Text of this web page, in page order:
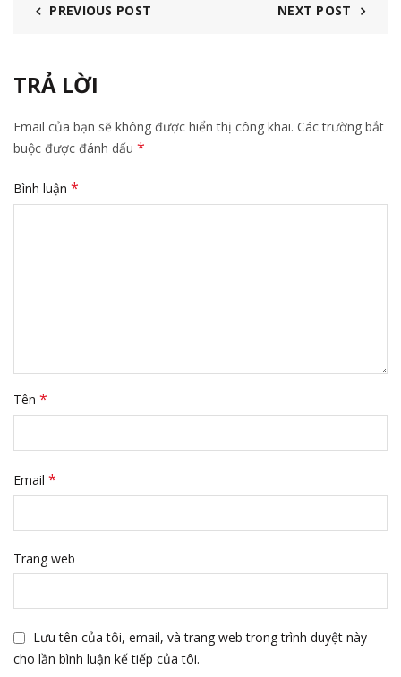
PREVIOUS POST NEXT POST
TRẢ LỜI
Email của bạn sẽ không được hiển thị công khai. Các trường bắt
buộc được đánh dấu *
Bình luận *
Tên *
Email *
Trang web
Lưu tên của tôi, email, và trang web trong trình duyệt này
cho lần bình luận kế tiếp của tôi.